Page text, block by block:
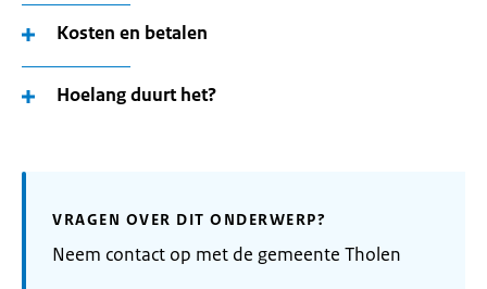
Kosten en betalen
Hoelang duurt het?
VRAGEN OVER DIT ONDERWERP?
Neem contact op met de gemeente Tholen